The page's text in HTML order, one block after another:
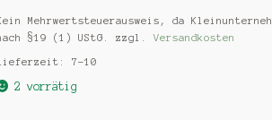
Mehrwertsteuerausweis, da
§19 (1) UStG.
zzgl.Versandkosten
7-10
2 vorrätig